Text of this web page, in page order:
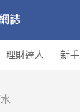
理財達人 新